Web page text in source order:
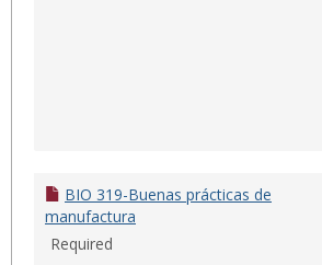
BIO 319-Buenas prácticas de
manufactura
Required